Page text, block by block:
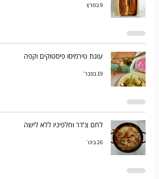
9 במרץ
עוגת טירמיסו פיסטוקים וקפה
19 בפבר׳
לחם צ'דר וחלפיניו ללא לישה
26 בינו׳